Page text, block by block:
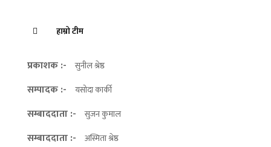
हाम्रो टीम
प्रकाशक :- सुनील श्रेष्ठ
सम्पादक :- यसोदा कार्की
सम्बाददाता :- सुजन कुमाल
सम्बाददाता :- अस्मिता श्रेष्ठ